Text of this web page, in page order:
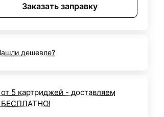
Заказать заправку
дешевле?
от 5 картриджей - доставляем
БЕСПЛАТНО!